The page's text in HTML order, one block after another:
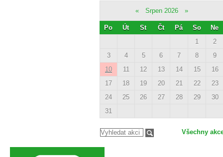
« Srpen 2026 »
Po Út St Čt Pá So
Ne
1
2
3
4 5 6 7 8
9
10
11 12 13 14 15
16
17
18 19 20 21 22
23
24
25 26 27 28 29
30
31
Všechny